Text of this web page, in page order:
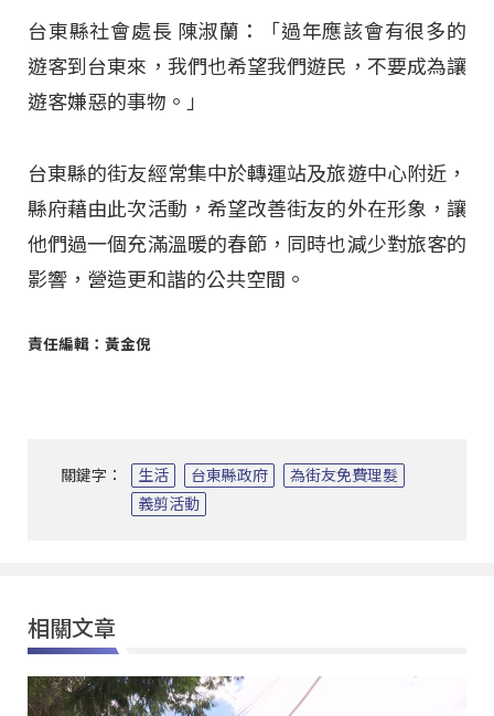
台東縣社會處長 陳淑蘭：「過年應該會有很多的
遊客到台東來，我們也希望我們遊民，不要成為讓
遊客嫌惡的事物。」
台東縣的街友經常集中於轉運站及旅遊中心附近，
縣府藉由此次活動，希望改善街友的外在形象，讓
他們過一個充滿溫暖的春節，同時也減少對旅客的
影響，營造更和諧的公共空間。
責任編輯：黃金倪
關鍵字： 生活 台東縣政府
為街友免費理髮
義剪活動
相關文章